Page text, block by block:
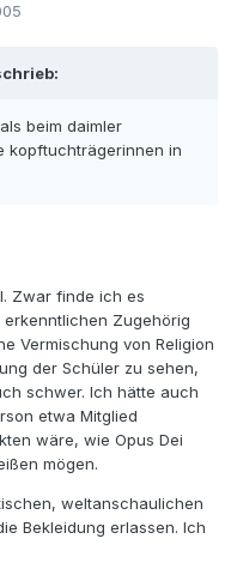
beim daimler
kopftuchträgerinnen in
Zwar finde ich es
Zugehörig
Vermischung von Religion
der Schüler zu sehen,
schwer. Ich hätte auch
etwa Mitglied
wäre, wie Opus Dei
mögen.
weltanschaulichen
Bekleidung erlassen. Ich